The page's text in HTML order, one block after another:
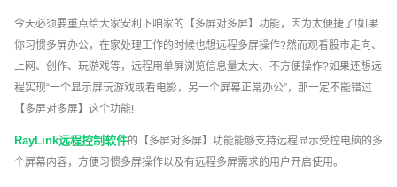
今天必须要重点给大家安利下咱家的【多屏对多屏】功能，因为太便捷了!如果
你习惯多屏办公，在家处理工作的时候也想远程多屏操作?然而观看股市走向、
上网、创作、玩游戏等，远程用单屏浏览信息量太大、不方便操作?如果还想远
程实现“一个显示屏玩游戏或看电影，另一个屏幕正常办公”，那一定不能错过
【多屏对多屏】这个功能!
RayLink远程控制软件的【多屏对多屏】功能能够支持远程显示受控电脑的多
个屏幕内容，方便习惯多屏操作以及有远程多屏需求的用户开启使用。